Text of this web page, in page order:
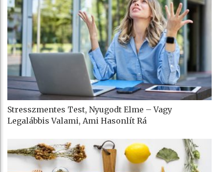
Stresszmentes Test, Nyugodt Elme – Vagy
Legalábbis Valami, Ami Hasonlít Rá